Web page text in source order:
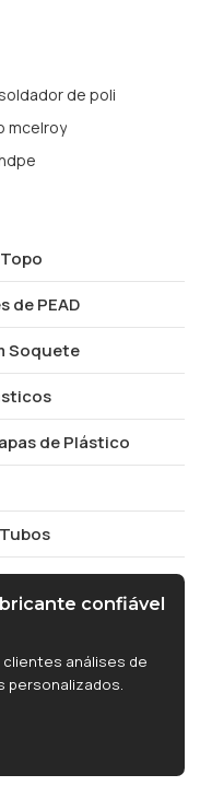
soldador de poli
mcelroy
de PEAD
Soquete
de Plástico
confiável
análises de